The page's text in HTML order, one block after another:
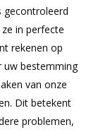
gecontroleerd
in perfecte
rekenen op
uw bestemming
van onze
Dit betekent
problemen,